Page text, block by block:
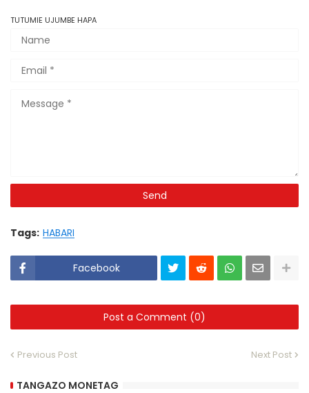
TUTUMIE UJUMBE HAPA
Tags: HABARI
Facebook
Post a Comment (0)
Previous Post Next Post
TANGAZO MONETAG